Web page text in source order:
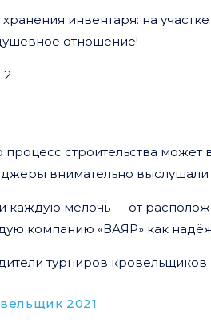
инвентаря: на
отношение!
2
процесс строительства
внимательно
каждую мелочь — от
компанию «ВАЯР» как
турниров кровельщиков
2021